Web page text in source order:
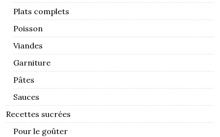
Plats complets
Poisson
Viandes
Garniture
Pâtes
Sauces
Recettes sucrées
Pour le goûter